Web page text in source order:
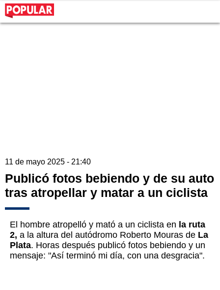
11 de mayo 2025 - 21:40
Publicó fotos bebiendo y de su auto
tras atropellar y matar a un ciclista
El hombre atropelló y mató a un ciclista en la ruta
2, a la altura del autódromo Roberto Mouras de La
Plata. Horas después publicó fotos bebiendo y un
mensaje: "Así terminó mi día, con una desgracia".